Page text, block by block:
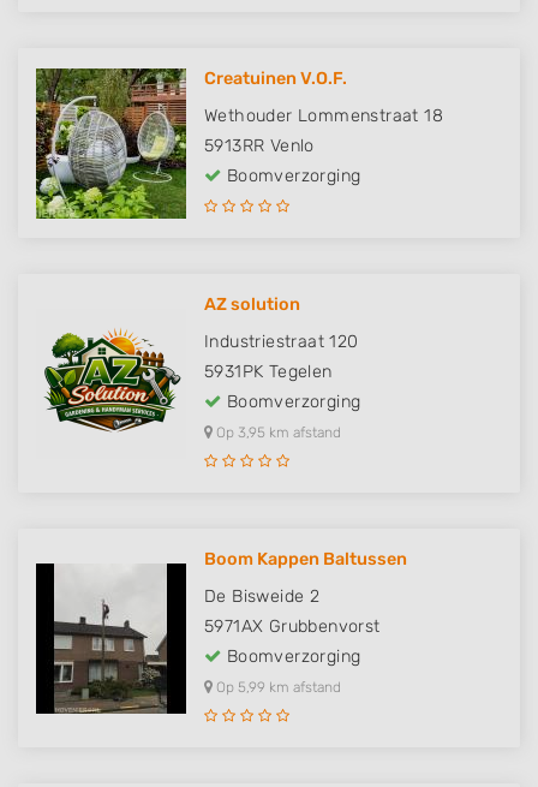
Creatuinen V.O.F.
Wethouder Lommenstraat 18
5913RR Venlo
Boomverzorging
AZ solution
Industriestraat 120
5931PK Tegelen
Boomverzorging
Op 3,95 km afstand
Boom Kappen Baltussen
De Bisweide 2
5971AX Grubbenvorst
Boomverzorging
Op 5,99 km afstand